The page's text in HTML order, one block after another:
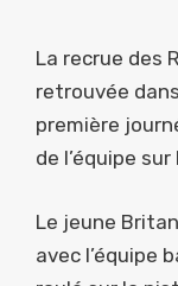
La recrue des
retrouvée
première
de l’équipe
Le jeune
avec l’équipe